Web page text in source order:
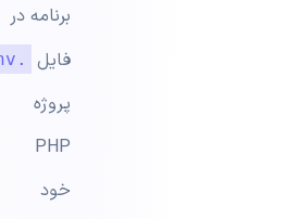
برنامه در
فایل
.env
پروژه
PHP
خود